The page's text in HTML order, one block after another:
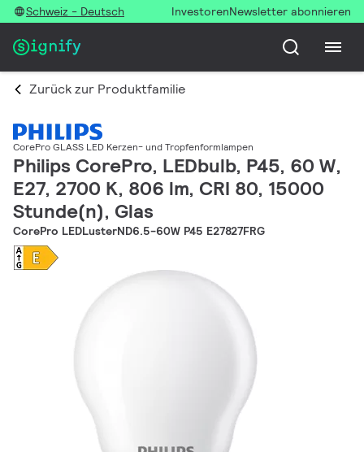
Schweiz - Deutsch InvestorenNewsletter abonnieren
Zurück zur Produktfamilie
CorePro GLASS LED Kerzen- und Tropfenformlampen
Philips CorePro, LEDbulb, P45, 60 W,
E27, 2700 K, 806 lm, CRI 80, 15000
Stunde(n), Glas
CorePro LEDLusterND6.5-60W P45 E27827FRG